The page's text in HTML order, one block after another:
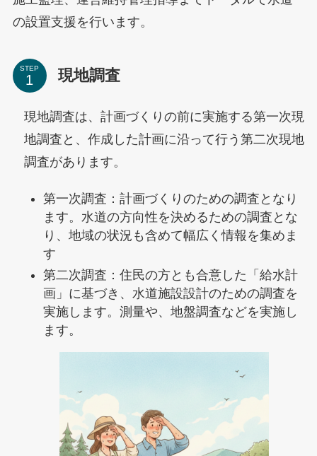
の設置支援を行います。
STEP 現地調査
現地調査は、計画づくりの前に実施する第一次現
地調査と、作成した計画に沿って行う第二次現地
調査があります。
第一次調査：計画づくりのための調査となり
ます。水道の方向性を決めるための調査とな
り、地域の状況も含めて幅広く情報を集めま
す
第二次調査：住民の方とも合意した「給水計
画」に基づき、水道施設設計のための調査を
実施します。測量や、地盤調査などを実施し
ます。